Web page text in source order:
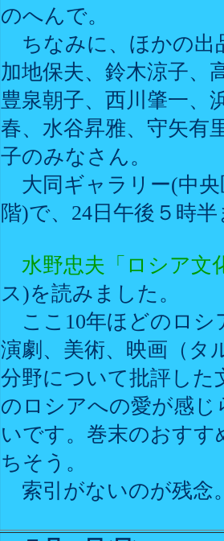
のへんで。
ちなみに、ほかの出
加地保夫、鈴木涼子、
豊泉朝子、西川肇一、
春、水谷昇雅、守矢有
子のみなさん。
大同ギャラリー(中央
階)で、24日午後５時
水野忠夫「ロシア文
ス)を読みました。
ここ10年ほどのロシ
演劇、美術、映画（タ
分野について批評した
のロシアへの愛が感
いです。巻末のおす
ちそう。
索引がないのが残念